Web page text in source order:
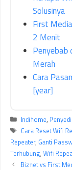
Solusinya
First
2 Menit
Penyebab
Merah
Cara
[year]
Kategori
Indihome,
Tag
Cara Reset Wifi
Repeater, Ganti
Terhubung, Wifi
Biznet vs First